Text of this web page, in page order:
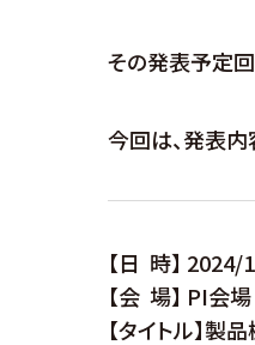
その発表予定回
今回は、発表
【日 時】
【会 場】 PI会場
【タイトル】製